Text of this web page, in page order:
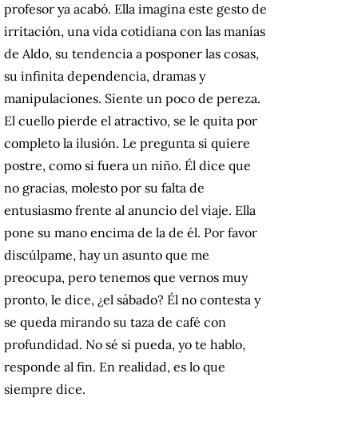
profesor ya acabó. Ella imagina este gesto de
irritación, una vida cotidiana con las manías
de Aldo, su tendencia a posponer las cosas,
su infinita dependencia, dramas y
manipulaciones. Siente un poco de pereza.
El cuello pierde el atractivo, se le quita por
completo la ilusión. Le pregunta si quiere
postre, como si fuera un niño. Él dice que
no gracias, molesto por su falta de
entusiasmo frente al anuncio del viaje. Ella
pone su mano encima de la de él. Por favor
discúlpame, hay un asunto que me
preocupa, pero tenemos que vernos muy
pronto, le dice, ¿el sábado? Él no contesta y
se queda mirando su taza de café con
profundidad. No sé si pueda, yo te hablo,
responde al fin. En realidad, es lo que
siempre dice.